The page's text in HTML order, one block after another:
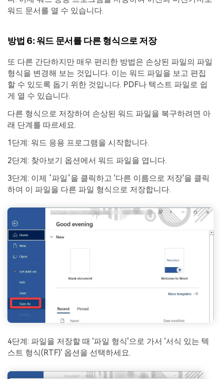
워드 문서를 열 수 있습니다.
방법 6: 워드 문서를 다른 형식으로 저장
또 다른 간단하지만 매우 편리한 방법은 손상된 파일의 파일
형식을 변경해 보는 것입니다. 이는 워드 파일을 보고 편집
할 수 있도록 돕기 위한 것입니다. PDF나 텍스트 파일로 쉽
게 열 수 있습니다.
다른 형식으로 저장하여 손상된 워드 파일을 복구하려면 아
래 단계를 따르세요.
1단계: 워드 응용 프로그램을 시작합니다.
2단계: 찾아보기 옵션에서 워드 파일을 엽니다.
3단계: 이제 ‘파일’을 클릭하고 '다른 이름으로 저장'을 클릭
하여 이 파일을 다른 파일 형식으로 저장합니다.
4단계: 파일을 저장할 때 '파일 형식'으로 가서 '서식 있는 텍
스트 형식(RTF)' 옵션을 선택하세요.